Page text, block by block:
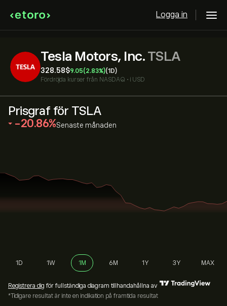
Logga in
Tesla Motors, Inc.TSLA
328.58‎$‎9.05(2.83%)(1D)
Fördröjda kurser från NASDAQ • i USD
Prisgraf för TSLA
‎-20.86‎ Senaste månaden
1D 1W 1M 6M 1Y 3Y MAX
Registrera dig för fullständiga diagram tillhandahållna av
*Tidigare resultat är inte en indikation på framtida resultat